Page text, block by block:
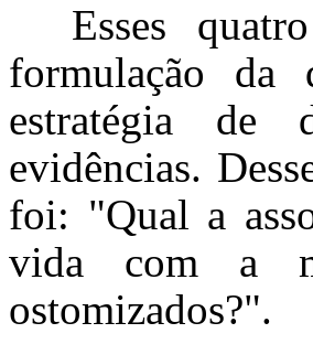
Esses
formulação da
estratégia de
evidências.
foi: "Qual a
vida com a
ostomizados?".